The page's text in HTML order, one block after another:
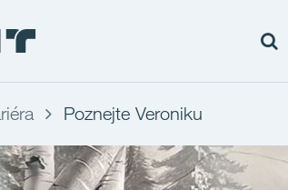
Poznejte Veroniku